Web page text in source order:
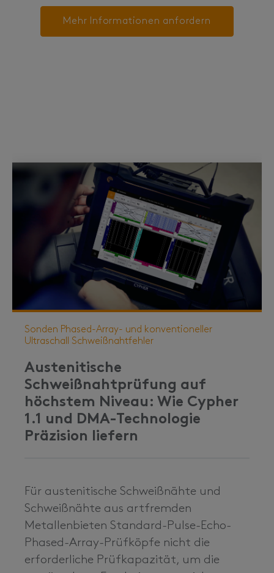
Mehr Informationen anfordern
Sonden Phased-Array- und konventioneller
Ultraschall
Schweißnahtfehler
Austenitische
Schweißnahtprüfung auf
höchstem Niveau: Wie Cypher
1.1 und DMA-Technologie
Präzision liefern
Für austenitische Schweißnähte und
Schweißnähte aus artfremden
Metallenbieten Standard-Pulse-Echo-
Phased-Array-Prüfköpfe nicht die
erforderliche Prüfkapazität, um die